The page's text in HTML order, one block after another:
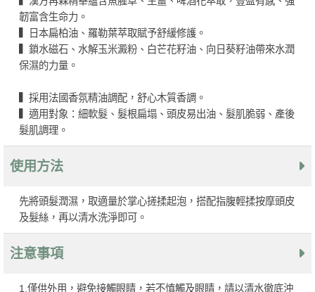
韌富含生命力。
▍日本扁柏油、羅勒葉萃取賦予舒緩修護。
▍鎖水磁石、水解玉米澱粉、白芒花籽油、向日葵籽油帶來水潤
保濕的力量。
▍採用法國香氛精油調配，舒心木質香調。
▍適用對象：細軟髮、髮根扁塌、頭皮易出油、髮肌脆弱、產後
髮肌調理。
使用方法
先將頭髮潤濕，取適量於掌心搓揉起泡，搭配指腹輕揉按摩頭皮
及髮絲，再以清水洗淨即可。
注意事項
1.僅供外用，避免接觸眼睛，若不慎觸及眼睛，請以清水徹底沖